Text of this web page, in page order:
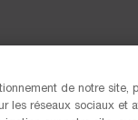
de notre site,
les réseaux sociaux et